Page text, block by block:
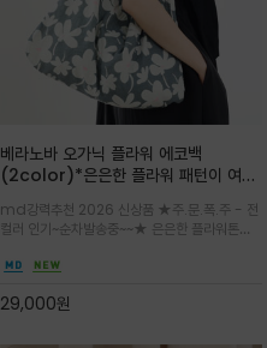
베라노바 오가닉 플라워 에코백
(2color)*은은한 플라워 패턴이 여름
코백
md강력추천 2026 신상품 ★주.문.폭.주 - 전
컬러 인기~순차발송중~~★ 은은한 플라워톤이
고급스럽게 내추럴한 감성의 천연 오가닉 코튼소
해져 완성
29,000원